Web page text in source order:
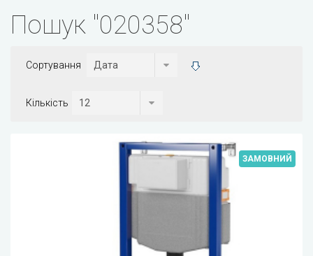
Пошук "020358"
Сортування
Кількість
ЗАМОВНИЙ